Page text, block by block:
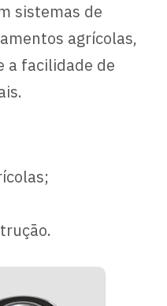
sistemas de
agrícolas,
a facilidade de